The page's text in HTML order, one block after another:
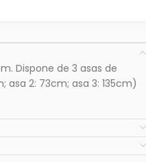
Dispone de 3 asas de
asa 2: 73cm; asa 3: 135cm)